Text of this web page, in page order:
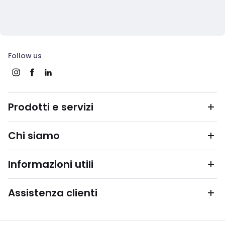
Follow us
Prodotti e servizi
Chi siamo
Informazioni utili
Assistenza clienti